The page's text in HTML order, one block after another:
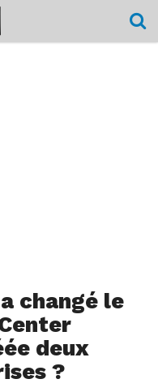
changé le
deux
?